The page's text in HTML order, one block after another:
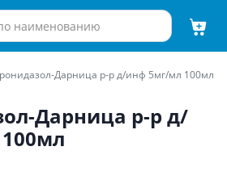
Дарница р-р д/инф 5мг/мл 100мл
Дарница р-р д/